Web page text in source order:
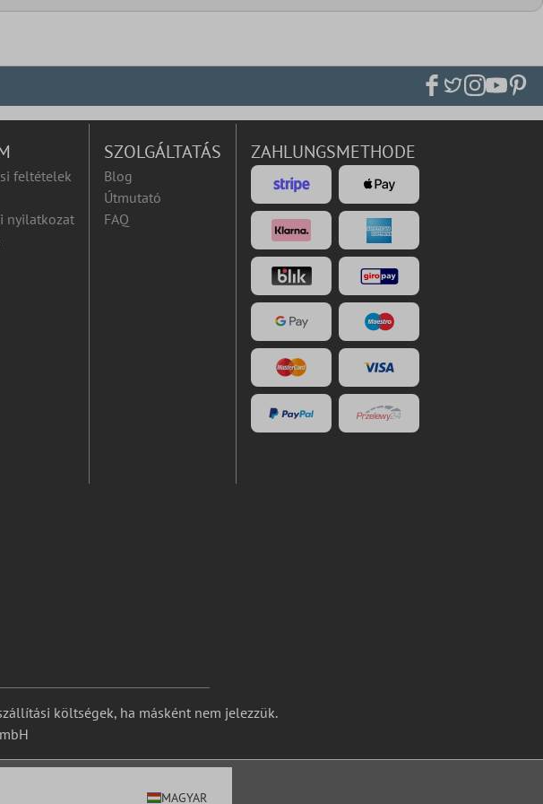
feltételek
nyilatkozat
SZOLGÁLTATÁS
Blog
Útmutató
FAQ
ZAHLUNGSMETHODE
költségek, ha másként nem jelezzük.
MAGYAR